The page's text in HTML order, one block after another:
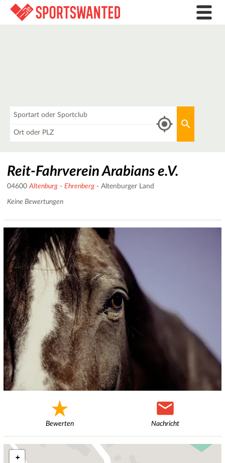
Reit-Fahrverein Arabians e.V.
04600Altenburg - Ehrenberg - Altenburger Land
Keine Bewertungen
Bewerten Nachricht
+